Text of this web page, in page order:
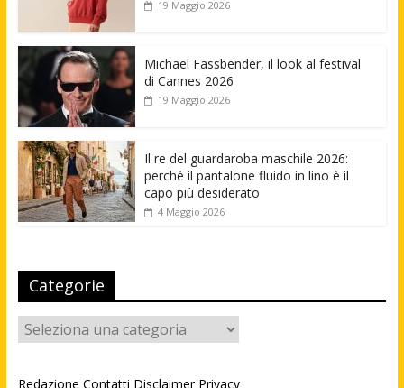
19 Maggio 2026
Michael Fassbender, il look al festival
di Cannes 2026
19 Maggio 2026
Il re del guardaroba maschile 2026:
perché il pantalone fluido in lino è il
capo più desiderato
4 Maggio 2026
Categorie
Categorie
Redazione Contatti Disclaimer Privacy